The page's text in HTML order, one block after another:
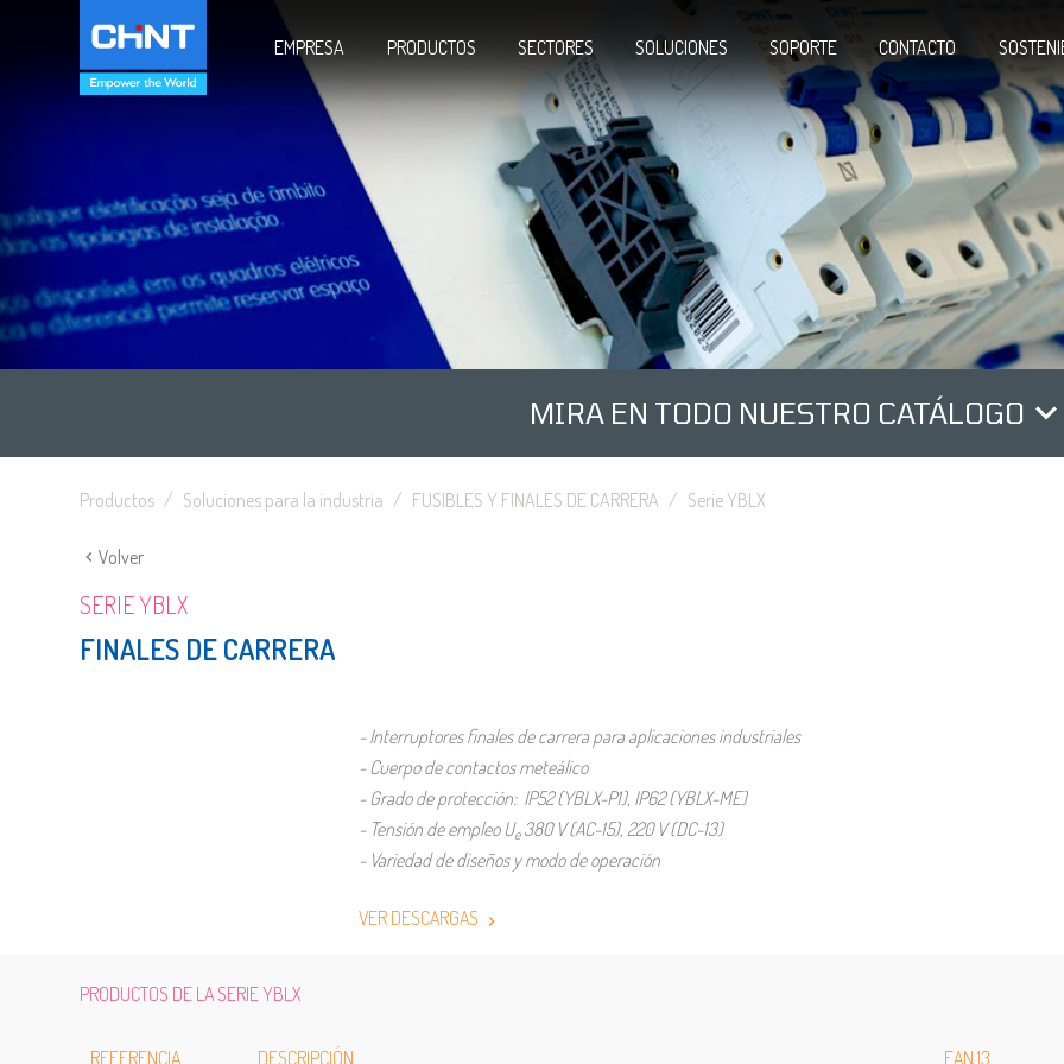
EMPRESA PRODUCTOS SECTORES SOLUCIONES SOPORTE CONTACTO
MIRA EN TODO NUESTRO CATÁLOGO
Productos Soluciones para la industria FUSIBLES Y FINALES DE CARRERA Serie YBLX
Volver
SERIE YBLX
FINALES DE CARRERA
- Interruptores finales de carrera para aplicaciones industriales
- Cuerpo de contactos meteálico
- Grado de protección: IP52 (YBLX-P1), IP62 (YBLX-ME)
- Tensión de empleo Ue380 V (AC-15), 220 V (DC-13)
- Variedad de diseños y modo de operación
VER DESCARGAS
PRODUCTOS DE LA SERIE YBLX
REFERENCIA DESCRIPCIÓN EAN 13